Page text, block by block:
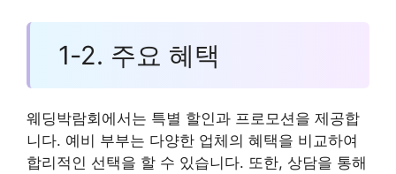
1-2. 주요 혜택
웨딩박람회에서는 특별 할인과 프로모션을 제공합
니다. 예비 부부는 다양한 업체의 혜택을 비교하여
합리적인 선택을 할 수 있습니다. 또한, 상담을 통해